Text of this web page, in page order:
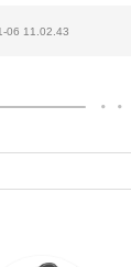
06 11.02.43